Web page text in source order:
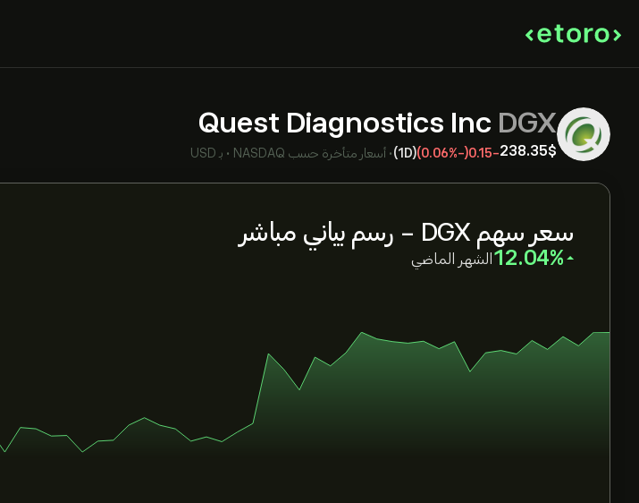
Quest Diagnostics Inc DGX
238.35‎$‎
-0.15
(-0.06%)
(1D)
• أسعار متأخرة حسب NASDAQ
• بـ USD
سعر سهم DGX - رسم بياني مباشر
‎12.04‎ الشهر الماضي